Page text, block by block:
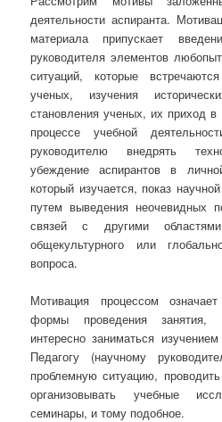
деятельности аспиранта.
материала припускает
руководителя элементов
ситуаций, которые
ученых, изучения
становления ученых, их приход
процессе учебной
руководителю внедрять
убеждение аспирантов в
который изучается, показ
путем выведения неочевидных
связей с другими
общекультурного или
вопроса.
Мотивация процессом
формы проведения занятия,
интересно заниматься
Педагогу (научному
проблемную ситуацию,
организовывать учебные
семинары, и тому подобное.